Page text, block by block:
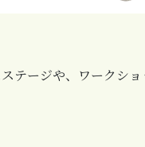
テージや、ワークショ